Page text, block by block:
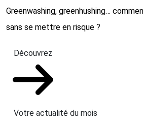
Greenwashing, greenhushing…
sans se mettre en risque ?
Découvrez
Votre actualité du mois